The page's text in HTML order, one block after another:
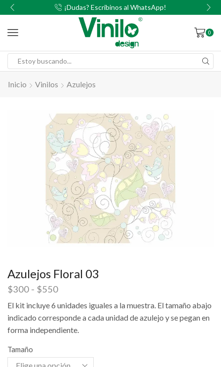
¡Dudas? Escribinos al WhatsApp!
0
Inicio Vinilos Azulejos
Azulejos Floral 03
$300 - $550
El kit incluye 6 unidades iguales a la muestra. El tamaño abajo
indicado corresponde a cada unidad de azulejo y se pegan en
forma independiente.
Tamaño